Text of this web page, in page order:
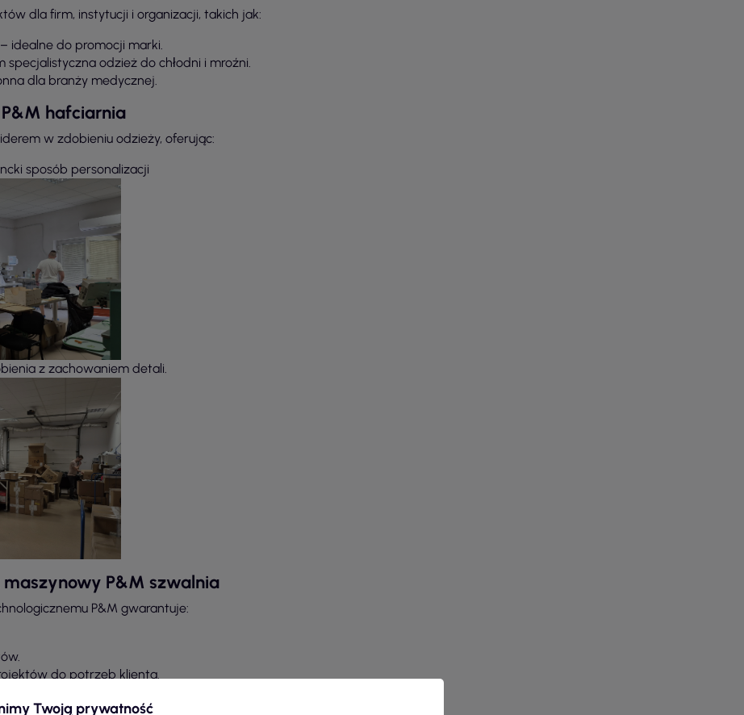
dla firm, instytucji i organizacji, takich jak:
– idealne do promocji marki.
specjalistyczna odzież do chłodni i mroźni.
dla branży medycznej.
hafciarnia
w zdobieniu odzieży, oferując:
sposób personalizacji
z zachowaniem detali.
maszynowy P&M szwalnia
P&M gwarantuje:
do potrzeb klienta.
hurtownia odzieży ?
Twoją prywatność